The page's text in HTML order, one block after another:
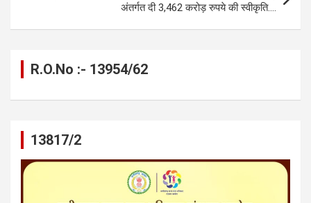
अंतर्गत दी 3,462 करोड़ रुपये की स्वीकृति….
R.O.No :- 13954/62
13817/2